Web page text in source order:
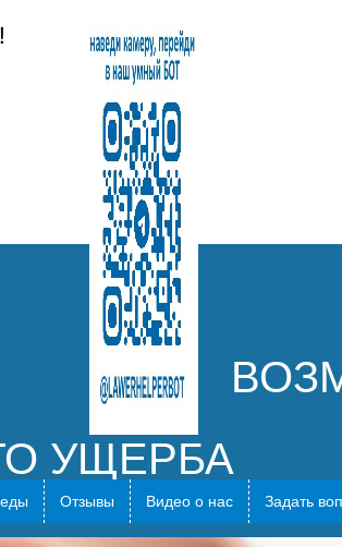
Отзывы Видео о нас Задать
УЩЕРБА